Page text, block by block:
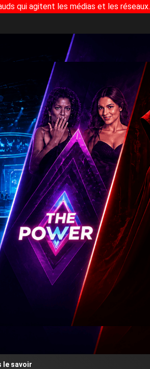
qui agitent les médias et les réseaux.